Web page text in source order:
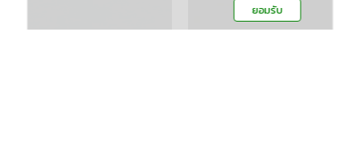
ยอมรับ